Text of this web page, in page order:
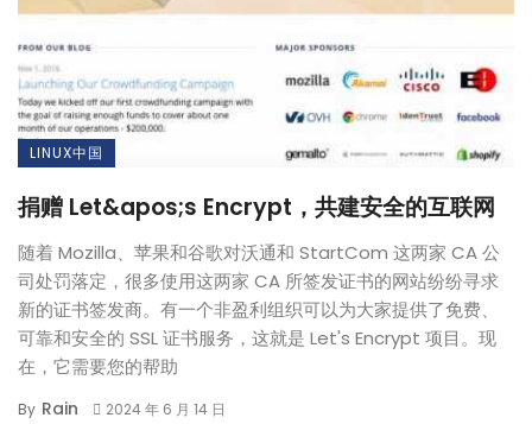
LINUX中国
捐赠 Let&apos;s Encrypt，共建安全的互联网
随着 Mozilla、苹果和谷歌对沃通和 StartCom 这两家 CA 公
司处罚落定，很多使用这两家 CA 所签发证书的网站纷纷寻求
新的证书签发商。有一个非盈利组织可以为大家提供了免费、
可靠和安全的 SSL 证书服务，这就是 Let's Encrypt 项目。现
在，它需要您的帮助
By Rain 2024 年 6 月 14 日